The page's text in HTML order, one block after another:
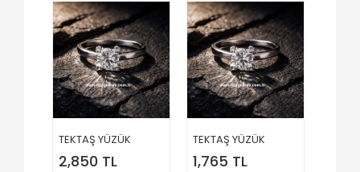
TEKTAŞ YÜZÜK
2,850 TL
TEKTAŞ YÜZÜK
1,765 TL